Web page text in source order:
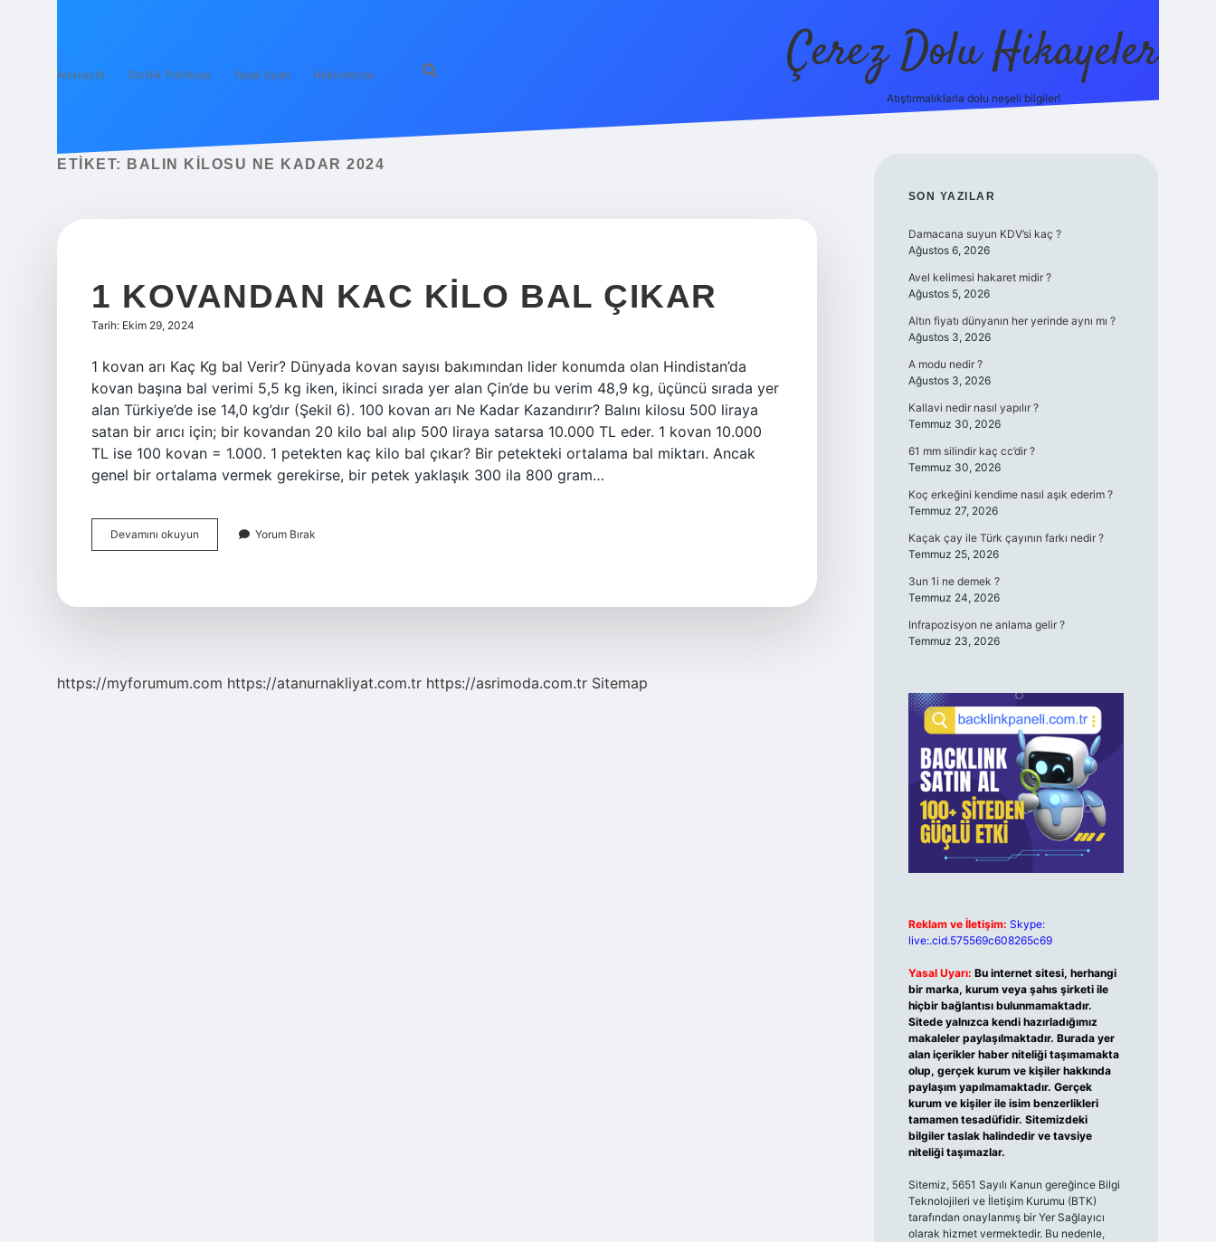
Anasayfa Gizlilik Politikası Yasal Uyarı Hakkımızda Çerez Dolu Hikayeler
Atıştırmalıklarla dolu neşeli bilgiler!
ETIKET: BALIN KILOSU NE KADAR 2024
1 KOVANDAN KAC KILO BAL ÇIKAR
Tarih: Ekim 29, 2024
1 kovan arı Kaç Kg bal Verir? Dünyada kovan sayısı bakımından lider konumda olan Hindistan’da
kovan başına bal verimi 5,5 kg iken, ikinci sırada yer alan Çin’de bu verim 48,9 kg, üçüncü sırada yer
alan Türkiye’de ise 14,0 kg’dır (Şekil 6). 100 kovan arı Ne Kadar Kazandırır? Balını kilosu 500 liraya
satan bir arıcı için; bir kovandan 20 kilo bal alıp 500 liraya satarsa ​​10.000 TL eder. 1 kovan 10.000
TL ise 100 kovan = 1.000. 1 petekten kaç kilo bal çıkar? Bir petekteki ortalama bal miktarı. Ancak
genel bir ortalama vermek gerekirse, bir petek yaklaşık 300 ila 800 gram…
Devamını okuyun
Kovandan
Yorum Bırak
https://myforumum.com https://atanurnakliyat.com.tr https://asrimoda.com.tr Sitemap
SIDEBAR
SON YAZILAR
Damacana suyun KDV’si kaç ?
Ağustos 6, 2026
Avel kelimesi hakaret midir ?
Ağustos 5, 2026
Altın fiyatı dünyanın her yerinde aynı mı ?
Ağustos 3, 2026
A modu nedir ?
Ağustos 3, 2026
Kallavi nedir nasıl yapılır ?
Temmuz 30, 2026
61 mm silindir kaç cc’dir ?
Temmuz 30, 2026
Koç erkeğini kendime nasıl aşık ederim ?
Temmuz 27, 2026
Kaçak çay ile Türk çayının farkı nedir ?
Temmuz 25, 2026
3un 1i ne demek ?
Temmuz 24, 2026
Infrapozisyon ne anlama gelir ?
Temmuz 23, 2026
Reklam ve İletişim: Skype:
live:.cid.575569c608265c69
Yasal Uyarı: Bu internet sitesi, herhangi
bir marka, kurum veya şahıs şirketi ile
hiçbir bağlantısı bulunmamaktadır.
Sitede yalnızca kendi hazırladığımız
makaleler paylaşılmaktadır. Burada yer
alan içerikler haber niteliği taşımamakta
olup, gerçek kurum ve kişiler hakkında
paylaşım yapılmamaktadır. Gerçek
kurum ve kişiler ile isim benzerlikleri
tamamen tesadüfidir. Sitemizdeki
bilgiler taslak halindedir ve tavsiye
niteliği taşımazlar.
Sitemiz, 5651 Sayılı Kanun gereğince Bilgi
Teknolojileri ve İletişim Kurumu (BTK)
tarafından onaylanmış bir Yer Sağlayıcı
olarak hizmet vermektedir. Bu nedenle,